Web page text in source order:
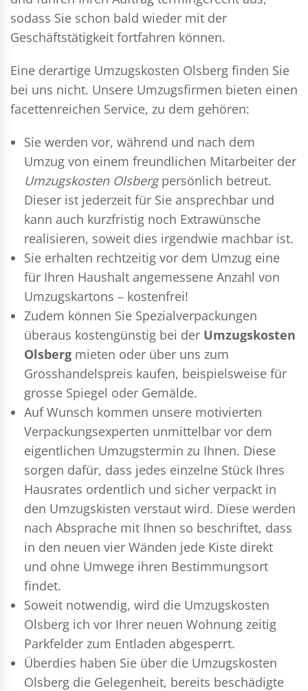
sodass Sie schon bald wieder mit der
Geschäftstätigkeit fortfahren können.
Eine derartige Umzugskosten Olsberg finden Sie
bei uns nicht. Unsere Umzugsfirmen bieten einen
facettenreichen Service, zu dem gehören:
Sie werden vor, während und nach dem
Umzug von einem freundlichen Mitarbeiter der
Umzugskosten Olsbergpersönlich betreut.
Dieser ist jederzeit für Sie ansprechbar und
kann auch kurzfristig noch Extrawünsche
realisieren, soweit dies irgendwie machbar ist.
Sie erhalten rechtzeitig vor dem Umzug eine
für Ihren Haushalt angemessene Anzahl von
Umzugskartons – kostenfrei!
Zudem können Sie Spezialverpackungen
überaus kostengünstig bei der Umzugskosten
Olsberg mieten oder über uns zum
Grosshandelspreis kaufen, beispielsweise für
grosse Spiegel oder Gemälde.
Auf Wunsch kommen unsere motivierten
Verpackungsexperten unmittelbar vor dem
eigentlichen Umzugstermin zu Ihnen. Diese
sorgen dafür, dass jedes einzelne Stück Ihres
Hausrates ordentlich und sicher verpackt in
den Umzugskisten verstaut wird. Diese werden
nach Absprache mit Ihnen so beschriftet, dass
in den neuen vier Wänden jede Kiste direkt
und ohne Umwege ihren Bestimmungsort
findet.
Soweit notwendig, wird die Umzugskosten
Olsberg ich vor Ihrer neuen Wohnung zeitig
Parkfelder zum Entladen abgesperrt.
Überdies haben Sie über die Umzugskosten
Olsberg die Gelegenheit, bereits beschädigte